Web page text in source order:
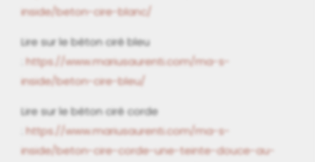
inside/beton-cire-blanc/
Lire sur le béton ciré bleu
https://www.mariusaurenti.com/ma-s-
inside/beton-cire-bleu/
Lire sur le béton ciré corde
https://www.mariusaurenti.com/ma-s-
inside/beton-cire-corde-une-teinte-douce-au-